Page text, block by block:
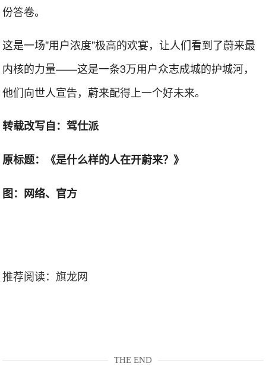
份答卷。
这是一场"用户浓度"极高的欢宴，让人们看到了蔚来最
内核的力量——这是一条3万用户众志成城的护城河，
他们向世人宣告，蔚来配得上一个好未来。
转载改写自：驾仕派
原标题：《是什么样的人在开蔚来？》
图：网络、官方
推荐阅读：旗龙网
THE END